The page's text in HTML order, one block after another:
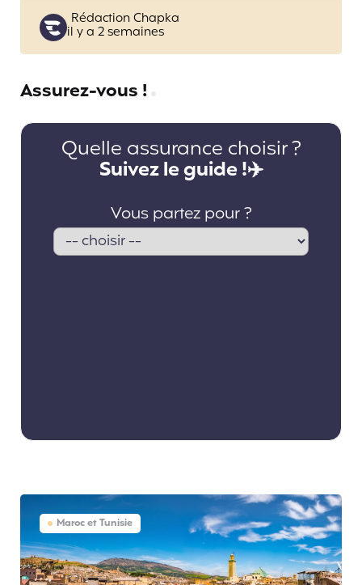
Posted
by
Rédaction Chapka
il y a 2 semaines
Assurez-vous !
Maroc et Tunisie